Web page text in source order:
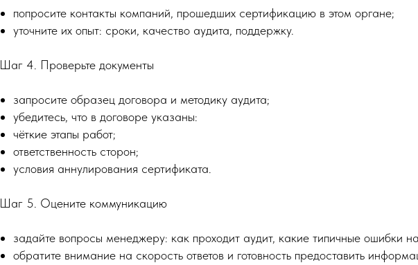
попросите контакты компаний, прошедших сертификацию в этом органе;
уточните их опыт: сроки, качество аудита, поддержку.
Шаг 4. Проверьте документы
запросите образец договора и методику аудита;
убедитесь, что в договоре указаны:
чёткие этапы работ;
ответственность сторон;
условия аннулирования сертификата.
Шаг 5. Оцените коммуникацию
задайте вопросы менеджеру: как проходит аудит, какие типичные ошибки
обратите внимание на скорость ответов и готовность предоставить